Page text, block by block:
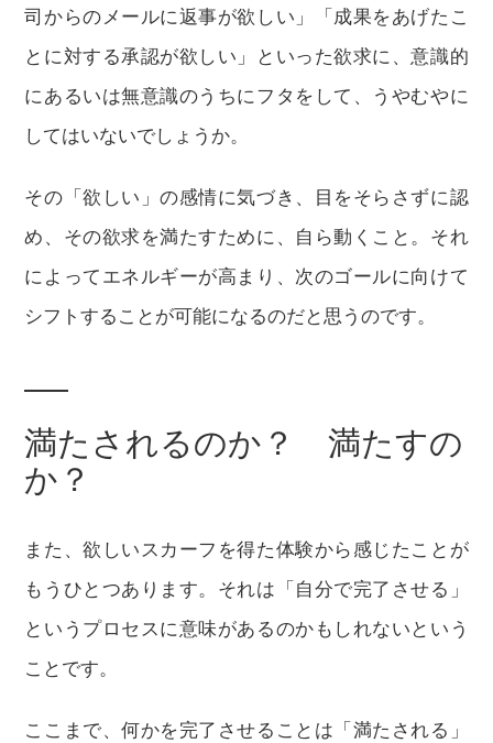
司からのメールに返事が欲しい」「成果をあげたこ
とに対する承認が欲しい」といった欲求に、意識的
にあるいは無意識のうちにフタをして、うやむやに
してはいないでしょうか。
その「欲しい」の感情に気づき、目をそらさずに認
め、その欲求を満たすために、自ら動くこと。それ
によってエネルギーが高まり、次のゴールに向けて
シフトすることが可能になるのだと思うのです。
満たされるのか？ 満たすの
か？
また、欲しいスカーフを得た体験から感じたことが
もうひとつあります。それは「自分で完了させる」
というプロセスに意味があるのかもしれないという
ことです。
ここまで、何かを完了させることは「満たされる」